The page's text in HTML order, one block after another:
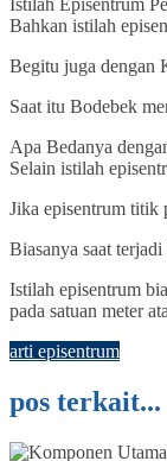
Istilah Episentrum
Bahkan istilah
Begitu juga dengan
Saat itu Bodebek
Apa Bedanya
Selain istilah
Jika episentrum titik
Biasanya saat
Istilah episentrum
pada satuan meter
arti episentrum
pos terkait...